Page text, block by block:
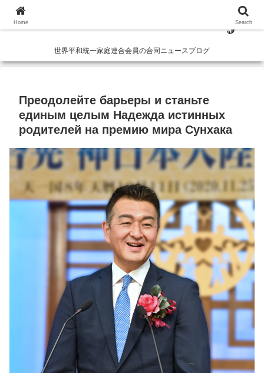
世界平和統一家庭連合会員の合同ニュースブログ
Преодолейте барьеры и станьте
единым целым Надежда истинных
родителей на премию мира Сунхака
Home Search